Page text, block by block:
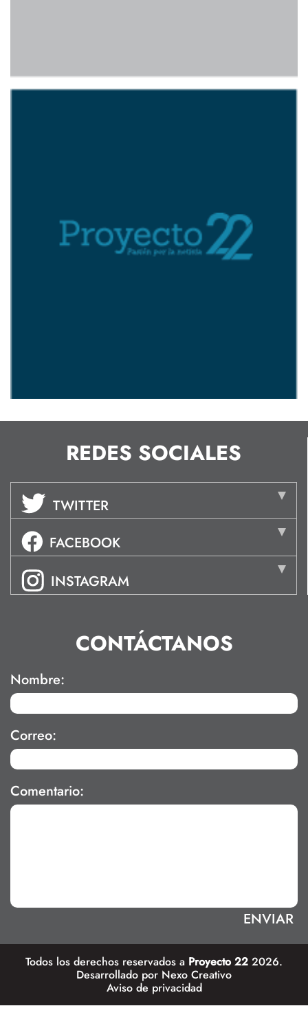
REDES SOCIALES
TWITTER
FACEBOOK
INSTAGRAM
CONTÁCTANOS
Nombre:
Correo:
Comentario:
Todos los derechos reservados a Proyecto 22 2026.
Desarrollado por Nexo Creativo
Aviso de privacidad